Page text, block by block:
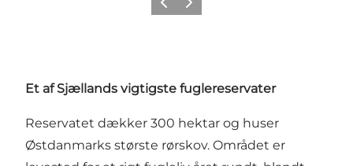
Forrige billede
Næste billede
Et af Sjællands vigtigste fuglereservater
Reservatet dækker 300 hektar og huser
Østdanmarks største rørskov. Området er